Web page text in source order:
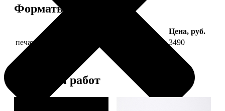
Форматы и цены
Цена, руб.
печать фото на холсте 30х60 на подрамнике 3490
Примеры работ